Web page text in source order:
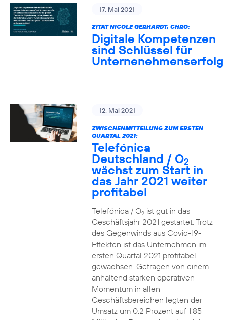
17. Mai 2021
ZITAT NICOLE GERHARDT, CHRO:
Digitale Kompetenzen
sind Schlüssel für
Unternenehmenserfolg
12. Mai 2021
ZWISCHENMITTEILUNG ZUM ERSTEN
QUARTAL 2021:
Telefónica
Deutschland / O2
wächst zum Start in
das Jahr 2021 weiter
profitabel
Telefónica / O2ist gut in das
Geschäftsjahr 2021 gestartet. Trotz
des Gegenwinds aus Covid-19-
Effekten ist das Unternehmen im
ersten Quartal 2021 profitabel
gewachsen. Getragen von einem
anhaltend starken operativen
Momentum in allen
Geschäftsbereichen legten der
Umsatz um 0,2 Prozent auf 1,85